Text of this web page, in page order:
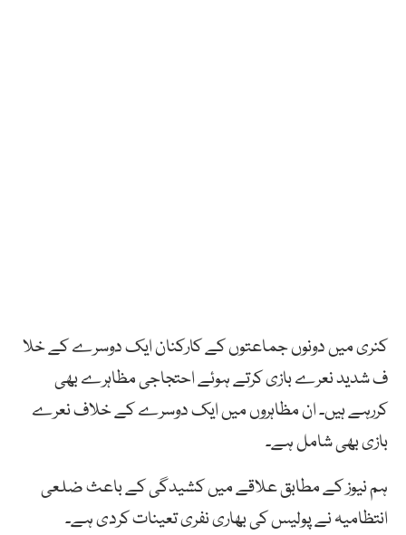
کنری میں دونوں جماعتوں کے کارکنان ایک دوسرے کے خلا
ف شدید نعرے بازی کرتے ہوئے احتجاجی مظاہرے بھی
کررہے ہیں۔ ان مظاہروں میں ایک دوسرے کے خلاف نعرے
بازی بھی شامل ہے۔
ہم نیوز کے مطابق علاقے میں کشیدگی کے باعث ضلعی
انتظامیہ نے پولیس کی بھاری نفری تعینات کردی ہے۔